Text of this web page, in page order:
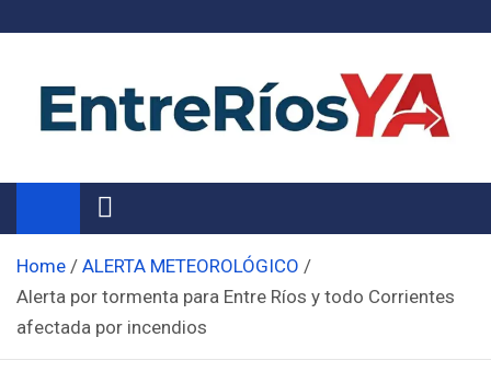
Noticias de Entre Ríos
Información de toda la provincia ahora
Home
ALERTA METEOROLÓGICO
Alerta por tormenta para Entre Ríos y todo Corrientes
afectada por incendios